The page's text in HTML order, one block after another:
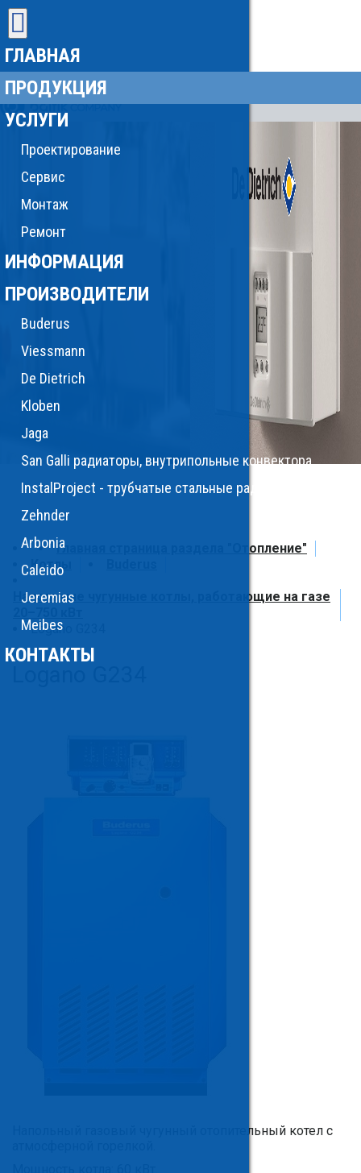
ГЛАВНАЯ
ПРОДУКЦИЯ
УСЛУГИ
Проектирование
Сервис
Монтаж
Ремонт
ИНФОРМАЦИЯ
ПРОИЗВОДИТЕЛИ
Buderus
Viessmann
De Dietrich
Kloben
Jaga
San Galli радиаторы, внутрипольные конвектора
InstalProject - трубчатые стальные радиаторы,
Zehnder
Arbonia
Caleido
Jeremias
Meibes
КОНТАКТЫ
Главная страница раздела "Отопление"
Котлы
Напольные чугунные котлы, работающие на газе
Logano G234
Напольный газовый чугунный отопительный котел с